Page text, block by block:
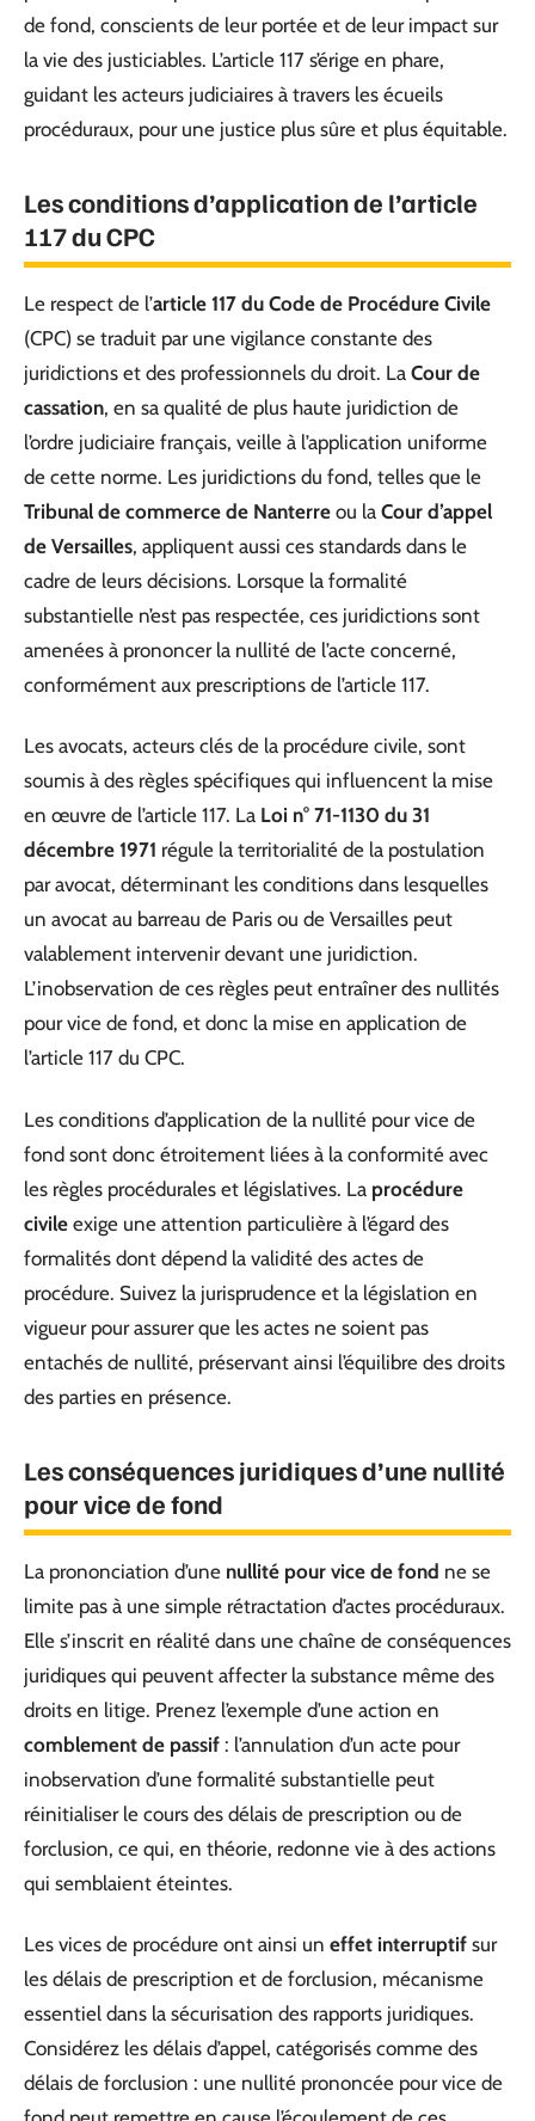
de fond, conscients de leur portée et de leur impact sur
la vie des justiciables. L’article 117 s’érige en phare,
guidant les acteurs judiciaires à travers les écueils
procéduraux, pour une justice plus sûre et plus équitable.
Les conditions d’application de l’article
117 du CPC
Le respect de l’article 117 du Code de Procédure Civile
(CPC) se traduit par une vigilance constante des
juridictions et des professionnels du droit. La Cour de
cassation, en sa qualité de plus haute juridiction de
l’ordre judiciaire français, veille à l’application uniforme
de cette norme. Les juridictions du fond, telles que le
Tribunal de commerce de Nanterre ou la Cour d’appel
de Versailles, appliquent aussi ces standards dans le
cadre de leurs décisions. Lorsque la formalité
substantielle n’est pas respectée, ces juridictions sont
amenées à prononcer la nullité de l’acte concerné,
conformément aux prescriptions de l’article 117.
Les avocats, acteurs clés de la procédure civile, sont
soumis à des règles spécifiques qui influencent la mise
en œuvre de l’article 117. La Loi n° 71-1130 du 31
décembre 1971 régule la territorialité de la postulation
par avocat, déterminant les conditions dans lesquelles
un avocat au barreau de Paris ou de Versailles peut
valablement intervenir devant une juridiction.
L’inobservation de ces règles peut entraîner des nullités
pour vice de fond, et donc la mise en application de
l’article 117 du CPC.
Les conditions d’application de la nullité pour vice de
fond sont donc étroitement liées à la conformité avec
les règles procédurales et législatives. La procédure
civile exige une attention particulière à l’égard des
formalités dont dépend la validité des actes de
procédure. Suivez la jurisprudence et la législation en
vigueur pour assurer que les actes ne soient pas
entachés de nullité, préservant ainsi l’équilibre des droits
des parties en présence.
Les conséquences juridiques d’une nullité
pour vice de fond
La prononciation d’une nullité pour vice de fond ne se
limite pas à une simple rétractation d’actes procéduraux.
Elle s’inscrit en réalité dans une chaîne de conséquences
juridiques qui peuvent affecter la substance même des
droits en litige. Prenez l’exemple d’une action en
comblement de passif : l’annulation d’un acte pour
inobservation d’une formalité substantielle peut
réinitialiser le cours des délais de prescription ou de
forclusion, ce qui, en théorie, redonne vie à des actions
qui semblaient éteintes.
Les vices de procédure ont ainsi un effet interruptif sur
les délais de prescription et de forclusion, mécanisme
essentiel dans la sécurisation des rapports juridiques.
Considérez les délais d’appel, catégorisés comme des
délais de forclusion : une nullité prononcée pour vice de